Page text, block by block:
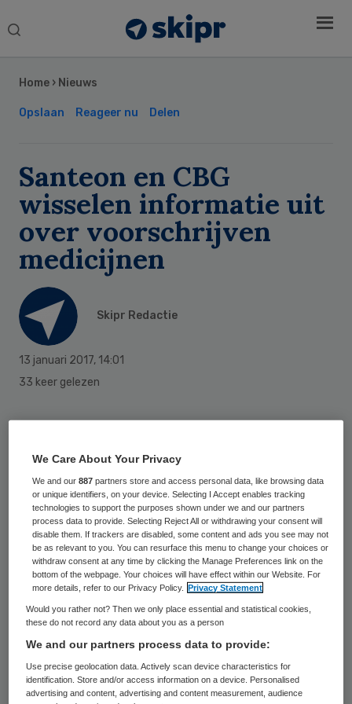
Search
Home › Nieuws
Opslaan Reageer nu Delen
Santeon en CBG
wisselen informatie uit
over voorschrijven
medicijnen
Skipr Redactie
13 januari 2017, 14:01
33 keer gelezen
Geneesmiddelen (CBG) en ziekenhuizen die
zijn aangesloten bij Santeon wisselen het
komend jaar anoniem gegevens uit over het
voorschrijven van medicijnen in topklinische
ziekenhuizen.
CBG wil hiermee kennis opdoen over het
gebruik van en de ervaringen met
medicijnen in de praktijk. De informatie kan
bijvoorbeeld belangrijk zijn bij het vinden van
andere mogelijkheden als een
Sidebar
We Care About Your Privacy
We and our887 partners store and access personal data, like browsing data
or unique identifiers, on your device. Selecting I Accept enables tracking
technologies to support the purposes shown under we and our partners
process data to provide. Selecting Reject All or withdrawing your consent will
disable them. If trackers are disabled, some content and ads you see may not
be as relevant to you. You can resurface this menu to change your choices or
withdraw consent at any time by clicking the Manage Preferences link on the
bottom of the webpage. Your choices will have effect within our Website. For
more details, refer to our Privacy Policy.
Privacy Statement
Would you rather not? Then we only place essential and statistical cookies,
these do not record any data about you as a person
We and our partners process data to provide:
Use precise geolocation data. Actively scan device characteristics for
identification. Store and/or access information on a device. Personalised
advertising and content, advertising and content measurement, audience